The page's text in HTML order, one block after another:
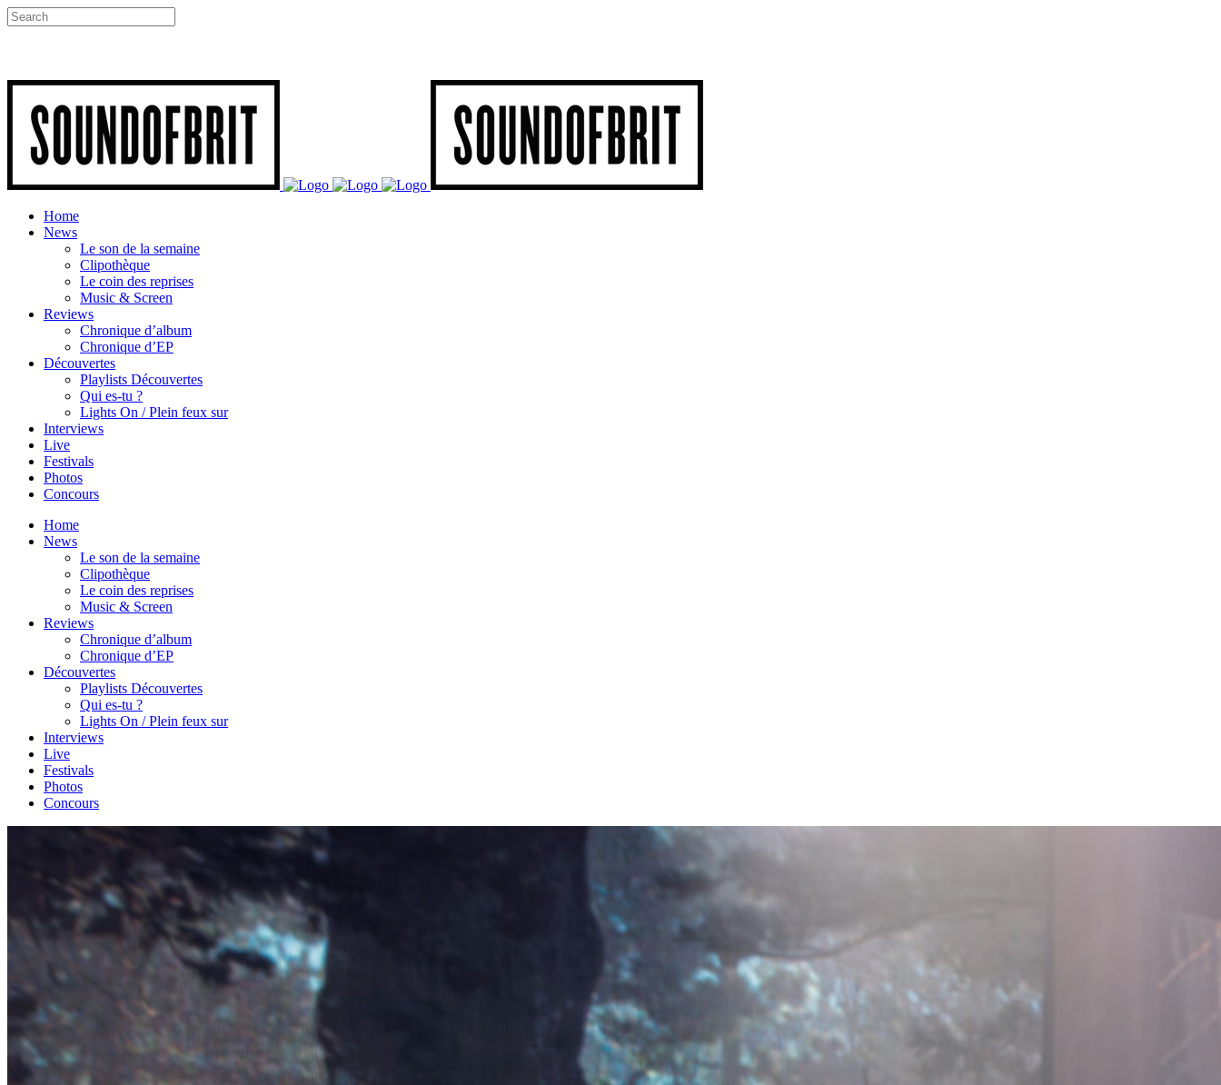
Home
News
Le son de la semaine
Clipothèque
Le coin des reprises
Music & Screen
Reviews
Chronique d’album
Chronique d’EP
Découvertes
Playlists Découvertes
Qui es-tu ?
Lights On / Plein feux sur
Interviews
Live
Festivals
Photos
Concours
Home
News
Le son de la semaine
Clipothèque
Le coin des reprises
Music & Screen
Reviews
Chronique d’album
Chronique d’EP
Découvertes
Playlists Découvertes
Qui es-tu ?
Lights On / Plein feux sur
Interviews
Live
Festivals
Photos
Concours